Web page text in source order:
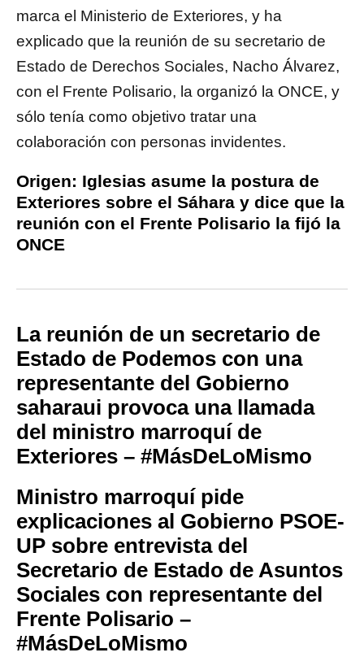
marca el Ministerio de Exteriores, y ha
explicado que la reunión de su secretario de
Estado de Derechos Sociales, Nacho Álvarez,
con el Frente Polisario, la organizó la ONCE, y
sólo tenía como objetivo tratar una
colaboración con personas invidentes.
Origen: Iglesias asume la postura de
Exteriores sobre el Sáhara y dice que la
reunión con el Frente Polisario la fijó la
ONCE
La reunión de un secretario de
Estado de Podemos con una
representante del Gobierno
saharaui provoca una llamada
del ministro marroquí de
Exteriores – #MásDeLoMismo
Ministro marroquí pide
explicaciones al Gobierno PSOE-
UP sobre entrevista del
Secretario de Estado de Asuntos
Sociales con representante del
Frente Polisario –
#MásDeLoMismo